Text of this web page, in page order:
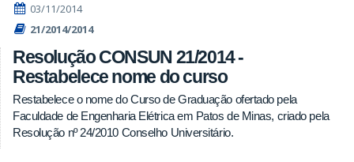
03/11/2014
21/2014/2014
Resolução CONSUN 21/2014 -
Restabelece nome do curso
Restabelece o nome do Curso de Graduação ofertado pela
Faculdade de Engenharia Elétrica em Patos de Minas, criado pela
Resolução nº 24/2010 Conselho Universitário.